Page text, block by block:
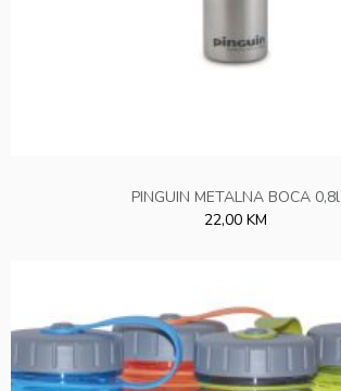
PINGUIN METALNA BOCA 0,8l
22,00 KM